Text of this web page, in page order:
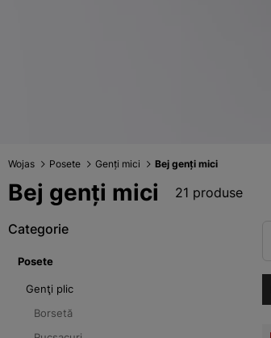
Wojas Posete Genți mici Bej genți mici
Bej genți mici 21 produse
Categorie
Posete
Genţi plic
Borsetă